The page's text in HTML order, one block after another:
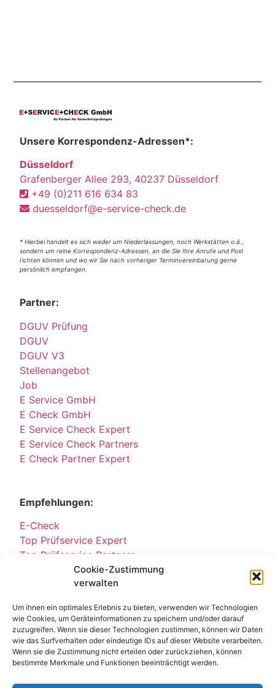
Cookie-Zustimmung
verwalten
Um ihnen ein optimales Erlebnis zu bieten, verwenden wir Technologien
wie Cookies, um Geräteinformationen zu speichern und/oder darauf
zuzugreifen. Wenn sie dieser Technologien zustimmen, können wir Daten
wie das Surfverhalten oder eindeutige IDs auf dieser Website verarbeiten.
Wenn sie die Zustimmung nicht erteilen oder zurückziehen, können
bestimmte Merkmale und Funktionen beeinträchtigt werden.
Unsere Korrespondenz-Adressen*:
Düsseldorf
Grafenberger Allee 293, 40237 Düsseldorf
+49 (0)211 616 634 83
duesseldorf@e-service-check.de
* Hierbei handelt es sich weder um Niederlassungen, noch Werkstätten o.ä.,
sondern um reine Korrespondenz-Adressen, an die Sie Ihre Anrufe und Post
richten können und wo wir Sie nach vorheriger Terminvereinbarung gerne
persönlich empfangen.
Partner:
DGUV Prüfung
DGUV
DGUV V3
Stellenangebot
Job
E Service GmbH
E Check GmbH
E Service Check Expert
E Service Check Partners
E Check Partner Expert
Empfehlungen:
E-Check
Top Prüfservice Expert
Top Prüfservice Partners
Top Prüfservice GmbH
Sicherheitsprüfungen Partners
Prüfung E-Check Expert
Prüfung elektrischer Anlagen